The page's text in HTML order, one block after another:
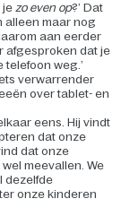
je zo even op?’ Dat
alleen maar nog
aan eerder
afgesproken dat je
weg.’
verwarrender
over tablet- en
eens. Hij vindt
dat onze
dat onze
meevallen. We
dezelfde
onze kinderen